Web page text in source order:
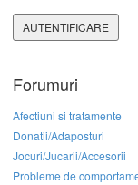
AUTENTIFICARE
Forumuri
Afectiuni si tratamente
Donatii/Adaposturi
Jocuri/Jucarii/Accesorii
Probleme de